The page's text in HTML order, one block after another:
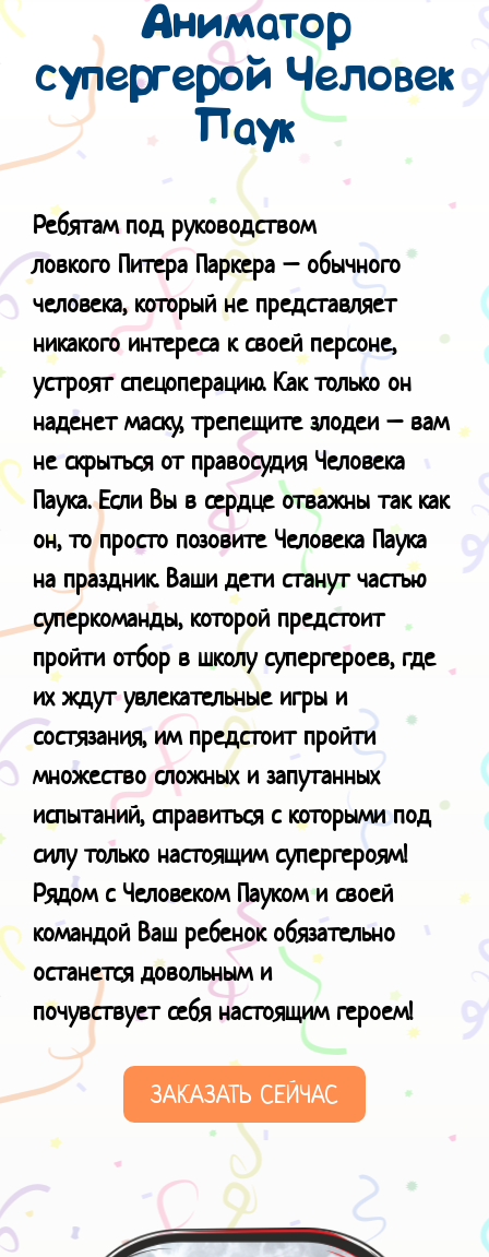
Аниматор
супергерой Человек
Паук
Ребятам под руководством
ловкого Питера Паркера – обычного
человека, который не представляет
никакого интереса к своей персоне,
устроят спецоперацию. Как только он
наденет маску, трепещите злодеи – вам
не скрыться от правосудия Человека
Паука. Если Вы в сердце отважны так как
он, то просто позовите Человека Паука
на праздник. Ваши дети станут частью
суперкоманды, которой предстоит
пройти отбор в школу супергероев, где
их ждут увлекательные игры и
состязания, им предстоит пройти
множество сложных и запутанных
испытаний, справиться с которыми под
силу только настоящим супергероям!
Рядом с Человеком Пауком и своей
командой Ваш ребенок обязательно
останется довольным и
почувствует себя настоящим героем!
ЗАКАЗАТЬ СЕЙЧАС